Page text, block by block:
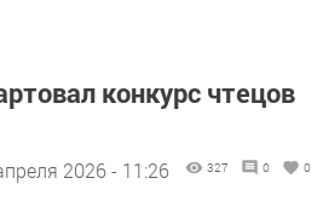
конкурс чтецов
2026 - 11:26 327 0 0